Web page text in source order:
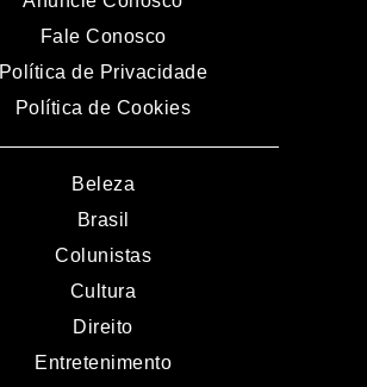
Fale Conosco
Política de Privacidade
Política de Cookies
Beleza
Brasil
Colunistas
Cultura
Direito
Entretenimento